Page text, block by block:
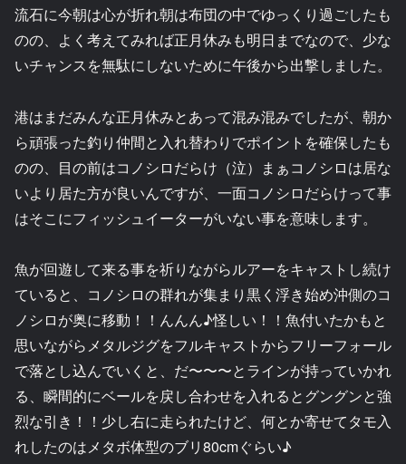
流石に今朝は心が折れ朝は布団の中でゆっくり過ごしたも
のの、よく考えてみれば正月休みも明日までなので、少な
いチャンスを無駄にしないために午後から出撃しました。
港はまだみんな正月休みとあって混み混みでしたが、朝か
ら頑張った釣り仲間と入れ替わりでポイントを確保したも
のの、目の前はコノシロだらけ（泣）まぁコノシロは居な
いより居た方が良いんですが、一面コノシロだらけって事
はそこにフィッシュイーターがいない事を意味します。
魚が回遊して来る事を祈りながらルアーをキャストし続け
ていると、コノシロの群れが集まり黒く浮き始め沖側のコ
ノシロが奥に移動！！んんん♪怪しい！！魚付いたかもと
思いながらメタルジグをフルキャストからフリーフォール
で落とし込んでいくと、だ〜〜〜とラインが持っていかれ
る、瞬間的にベールを戻し合わせを入れるとグングンと強
烈な引き！！少し右に走られたけど、何とか寄せてタモ入
れしたのはメタボ体型のブリ80cmぐらい♪